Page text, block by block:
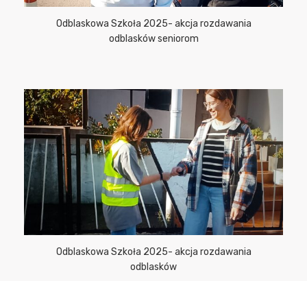
Odblaskowa Szkoła 2025- akcja rozdawania
odblasków seniorom
Odblaskowa Szkoła 2025- akcja rozdawania
odblasków